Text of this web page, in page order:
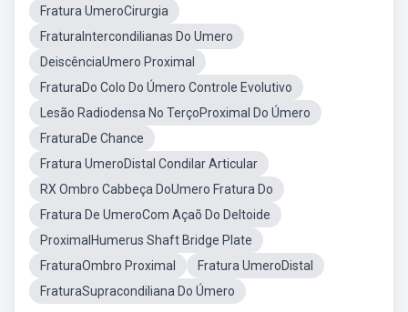
Fratura UmeroCirurgia
FraturaIntercondilianas Do Umero
DeiscênciaUmero Proximal
FraturaDo Colo Do Úmero Controle Evolutivo
Lesão Radiodensa No TerçoProximal Do Úmero
FraturaDe Chance
Fratura UmeroDistal Condilar Articular
RX Ombro Cabbeça DoUmero Fratura Do
Fratura De UmeroCom Açaõ Do Deltoide
ProximalHumerus Shaft Bridge Plate
FraturaOmbro Proximal
Fratura UmeroDistal
FraturaSupracondiliana Do Úmero